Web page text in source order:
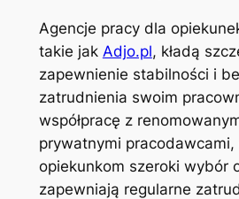
Agencje pracy dla
takie jak Adjo.pl, kładą
zapewnienie stabilności i
zatrudnienia swoim
współpracę z
prywatnymi pracodawcami,
opiekunkom szeroki wybór
zapewniają regularne